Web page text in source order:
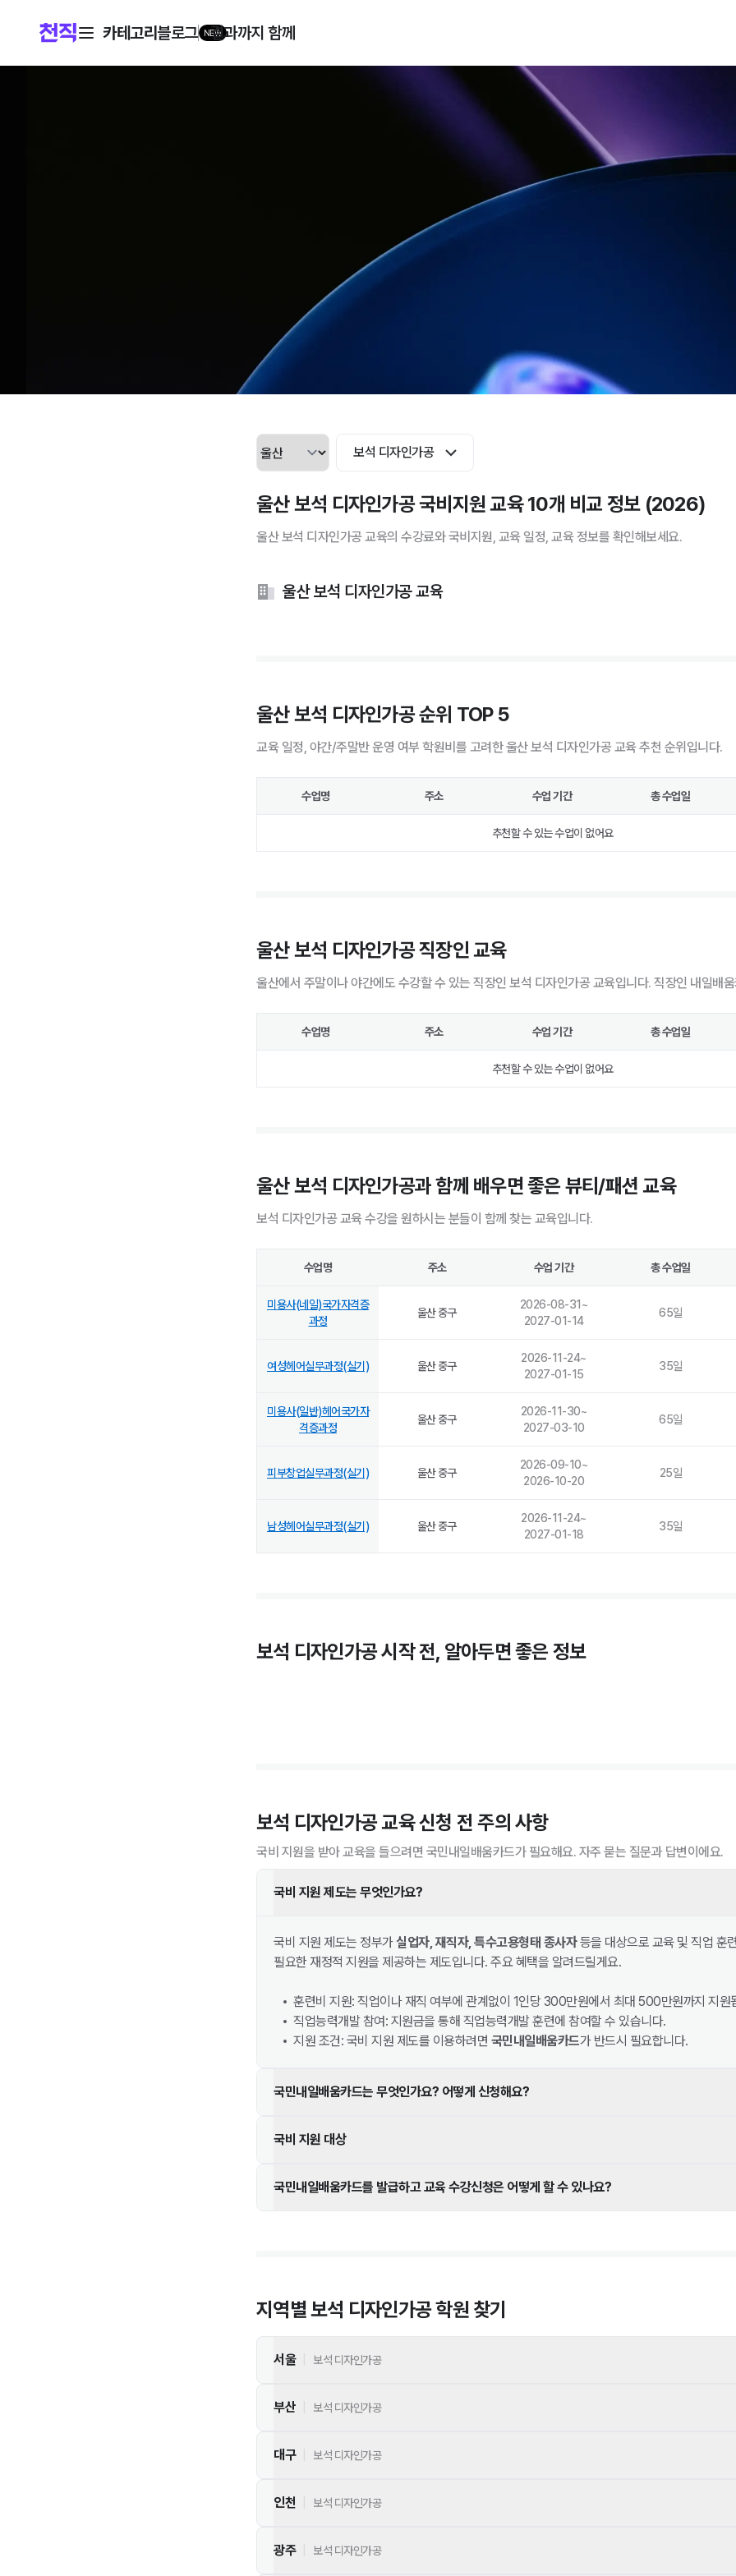
카테고리 블로그 NEW
결과까지 함께
보석 디자인가공
울산 보석 디자인가공 국비지원 교육 10개 비교 정보 (2026)
울산 보석 디자인가공 교육의 수강료와 국비지원, 교육 일정, 교육 정보를 확인해보세요.
울산 보석 디자인가공 교육
울산 보석 디자인가공 순위 TOP 5
교육 일정, 야간/주말반 운영 여부 학원비를 고려한 울산 보석 디자인가공 교육 추천 순위입니다.
수업명 주소 수업 기간 총 수업일
추천할 수 있는 수업이 없어요
울산 보석 디자인가공 직장인 교육
울산에서 주말이나 야간에도 수강할 수 있는 직장인 보석 디자인가공 교육입니다. 직장인 내일배
수업명 주소 수업 기간 총 수업일
추천할 수 있는 수업이 없어요
울산 보석 디자인가공과 함께 배우면 좋은 뷰티/패션 교육
보석 디자인가공 교육 수강을 원하시는 분들이 함께 찾는 교육입니다.
수업명 주소 수업 기간 총 수업일
미용사(네일)국가자격증
과정
울산 중구
2026-08-31 ~
2027-01-14
65일
여성헤어실무과정(실기) 울산 중구
2026-11-24~
2027-01-15
35일
미용사(일반)헤어국가자
격증과정
울산 중구
2026-11-30~
2027-03-10
65일
피부창업실무과정(실기) 울산 중구
2026-09-10~
2026-10-20
25일
남성헤어실무과정(실기) 울산 중구
2026-11-24~
2027-01-18
35일
보석 디자인가공시작 전, 알아두면 좋은 정보
보석 디자인가공교육 신청 전 주의 사항
국비 지원을 받아 교육을 들으려면 국민내일배움카드가 필요해요. 자주 묻는 질문과 답변이에요.
국비 지원 제도는 무엇인가요?
국비 지원 제도는 정부가실업자, 재직자, 특수고용형태 종사자등을 대상으로 교육 및 직업 훈
필요한 재정적 지원을 제공하는 제도입니다. 주요 혜택을 알려드릴게요.
훈련비 지원: 직업이나 재직 여부에 관계없이 1인당 300만원에서 최대 500만원까지 지원
직업능력개발 참여: 지원금을 통해 직업능력개발 훈련에 참여할 수 있습니다.
지원 조건: 국비 지원 제도를 이용하려면 국민내일배움카드가 반드시 필요합니다.
국민내일배움카드는 무엇인가요? 어떻게 신청해요?
국비 지원 대상
국민내일배움카드를 발급하고 교육 수강신청은 어떻게 할 수 있나요?
지역별보석 디자인가공학원 찾기
서울 보석 디자인가공
부산 보석 디자인가공
대구 보석 디자인가공
인천 보석 디자인가공
광주 보석 디자인가공